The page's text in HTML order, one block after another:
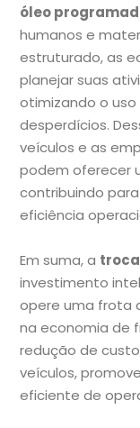
óleo
humanos e
estruturado, as
planejar suas
otimizando o
desperdícios.
veículos e as
podem oferecer
contribuindo
eficiência
Em suma, a
investimento
opere uma frota
na economia de
redução de
veículos,
eficiente de